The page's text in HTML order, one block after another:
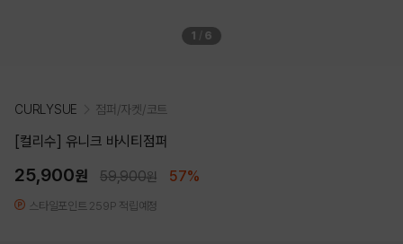
1 / 6
CURLYSUE 점퍼/자켓/코트
[컬리수] 유니크 바시티점퍼
25,900원 59,900원 57%
스타일포인트 259P 적립예정